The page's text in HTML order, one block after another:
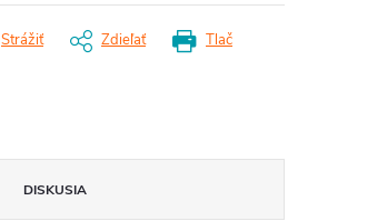
Tlač
Strážiť Zdieľať
DISKUSIA